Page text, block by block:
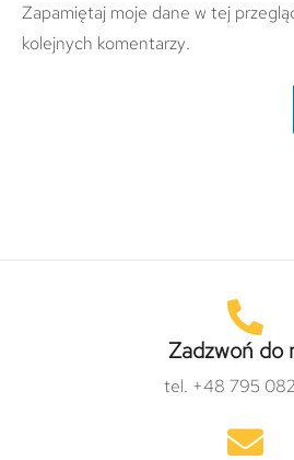
Zapamiętaj moje dane w tej
kolejnych komentarzy.
Zadzwoń do
tel. +48 795